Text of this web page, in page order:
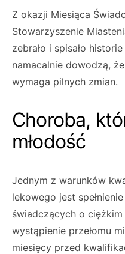
Z okazji Miesiąca
Stowarzyszenie
zebrało i spisało
namacalnie dowodzą,
wymaga pilnych zmian.
Choroba,
młodość
Jednym z warunków
lekowego jest
świadczących o
wystąpienie przełomu
miesięcy przed